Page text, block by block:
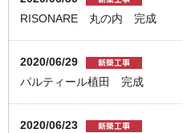
RISONARE 丸の内 完成
2020/06/29
パルティール植田 完成
2020/06/23